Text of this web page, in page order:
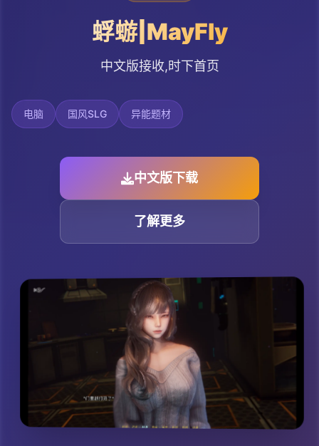
蜉蝣|MayFly
中文版接收,时下首页
电脑 国风SLG 异能题材
中文版下载
了解更多